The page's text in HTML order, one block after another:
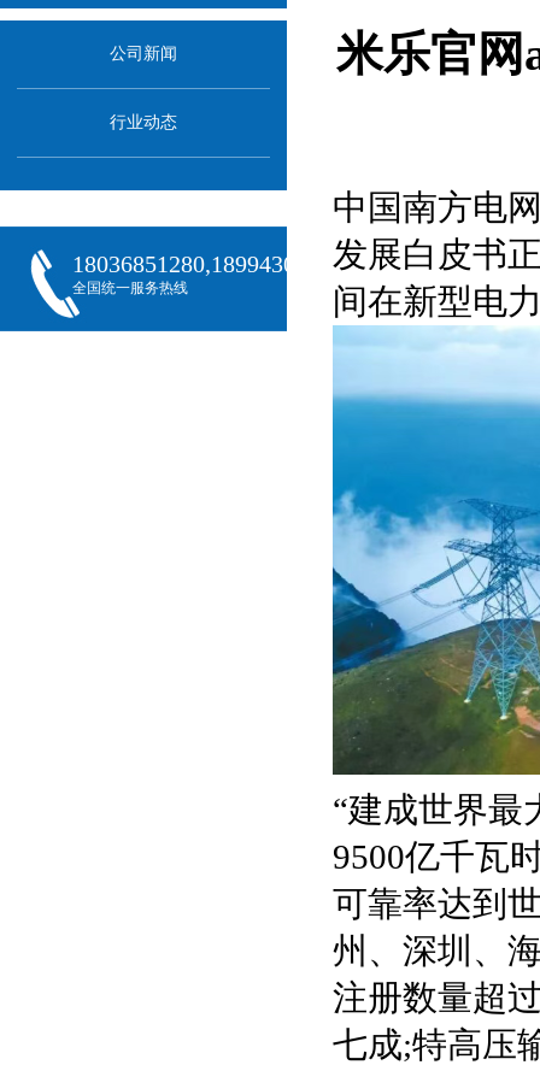
公司新闻
行业动态
18036851280,18994301288,18068407382
全国统一服务热线
米乐官网
中国南方电
发展白皮书
间在新型电
“建成世界最
9500亿千瓦
可靠率达到
州、深圳、
注册数量超
七成;特高压